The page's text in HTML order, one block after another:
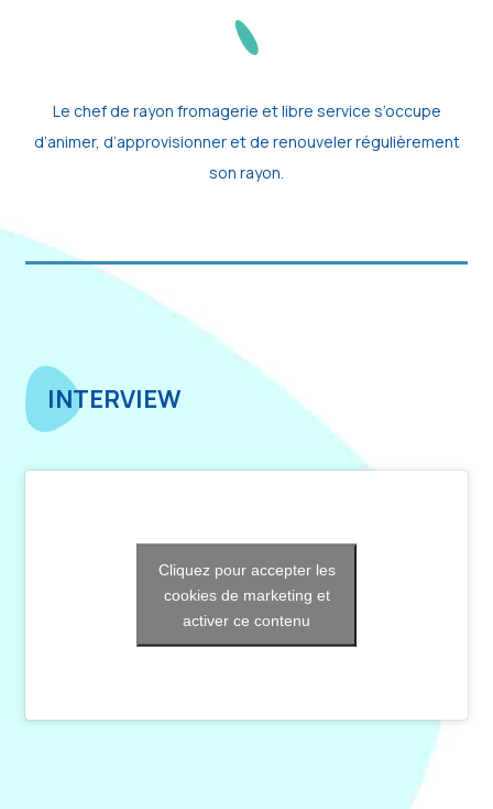
Le chef de rayon fromagerie et libre service s’occupe
d’animer, d’approvisionner et de renouveler régulièrement
son rayon.
INTERVIEW
Cliquez pour accepter les
cookies de marketing et
activer ce contenu